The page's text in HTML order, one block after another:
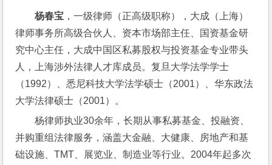
杨春宝 ，一级律师（正高级职称），大成（上海）
律师事务所高级合伙人、资本市场部主任、国资基金研
究中心主任，大成中国区私募股权与投资基金专业带头
人，上海涉外法律人才库成员。复旦大学法学学士
（1992）、悉尼科技大学法学硕士（2001）、华东政法
大学法律硕士（2001）。
杨律师执业30余年，长期从事私募基金、投融资、
并购重组法律服务，涵盖大金融、大健康、房地产和基
础设施、TMT、展览业、制造业等行业。2004年起多次